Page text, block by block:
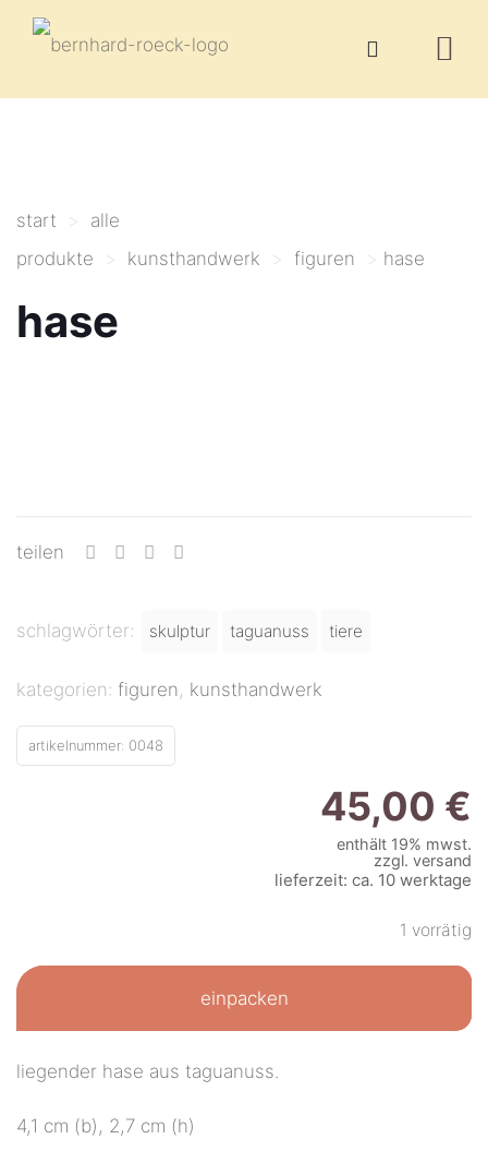
start >
alle
produkte
> kunsthandwerk > figuren > hase
hase
teilen
schlagwörter: skulptur taguanuss tiere
kategorien: figuren, kunsthandwerk
artikelnummer: 0048
45,00 €
enthält 19% mwst.
zzgl. versand
lieferzeit: ca. 10 werktage
1 vorrätig
einpacken
liegender hase aus taguanuss.
4,1 cm (b), 2,7 cm (h)